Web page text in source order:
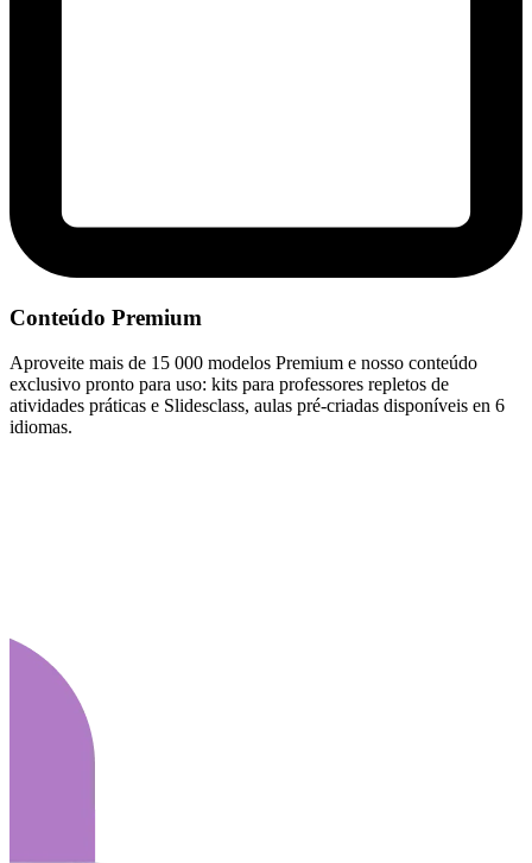
Conteúdo Premium
Aproveite mais de 15 000 modelos Premium e nosso conteúdo
exclusivo pronto para uso: kits para professores repletos de
atividades práticas e Slidesclass, aulas pré-criadas disponíveis en 6
idiomas.